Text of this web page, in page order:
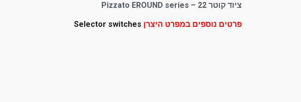
ציוד קוטר 22 – Pizzato EROUND series
פרטים נוספים במפרט היצרן Selector switches